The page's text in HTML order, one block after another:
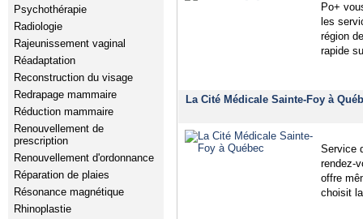
Psychothérapie
Radiologie
Rajeunissement vaginal
Réadaptation
Reconstruction du visage
Redrapage mammaire
Réduction mammaire
Renouvellement de
prescription
Renouvellement d'ordonnance
Réparation de plaies
Résonance magnétique
Rhinoplastie
Po+
les
région
rapide
La Cité Médicale Sainte-Foy à
Service
rendez-
offre
choisit